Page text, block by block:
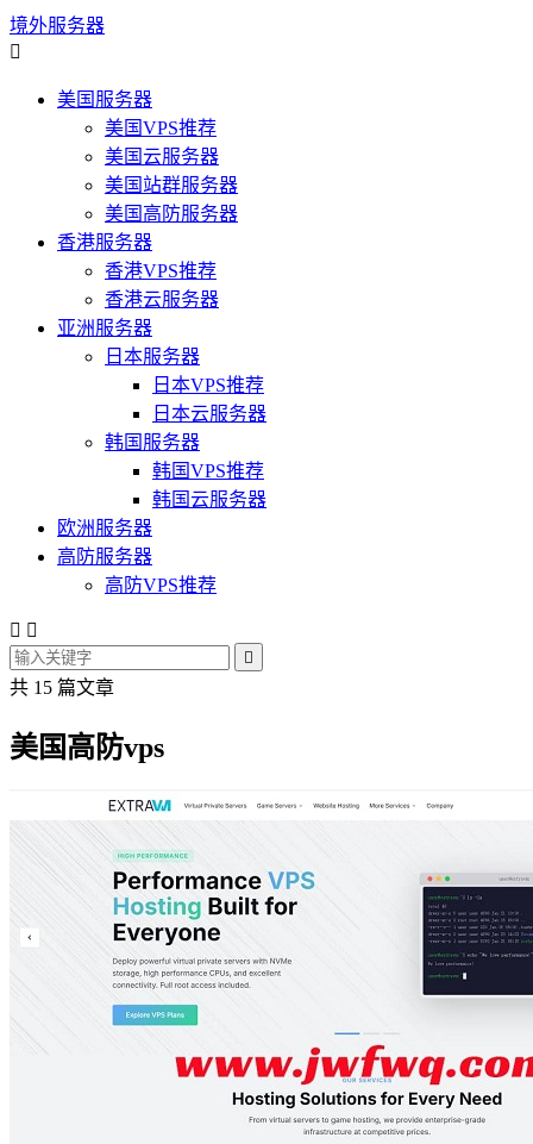
境外服务器

美国服务器
美国VPS推荐
美国云服务器
美国站群服务器
美国高防服务器
香港服务器
香港VPS推荐
香港云服务器
亚洲服务器
日本服务器
日本VPS推荐
日本云服务器
韩国服务器
韩国VPS推荐
韩国云服务器
欧洲服务器
高防服务器
高防VPS推荐
 

共 15 篇文章
美国高防vps